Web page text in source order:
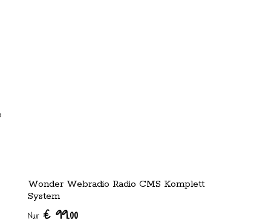
Wonder Webradio Radio CMS Komplett
System
Nur € 99.00